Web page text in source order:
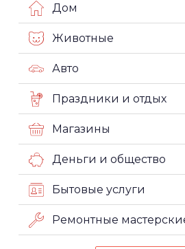
Дом
Животные
Авто
Праздники и отдых
Магазины
Деньги и общество
Бытовые услуги
Ремонтные